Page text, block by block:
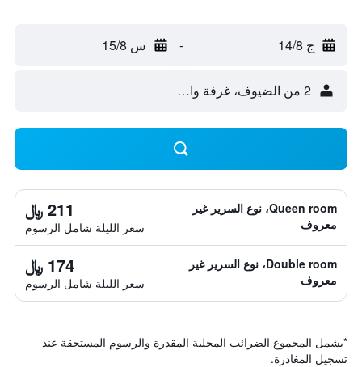
ج 14/8 - س 15/8
2 من الضيوف، غرفة واحدة
Queen room، نوع السرير غير
معروف
211 ﷼
سعر الليلة شامل الرسوم
Double room، نوع السرير غير
معروف
174 ﷼
سعر الليلة شامل الرسوم
*يشمل المجموع الضرائب المحلية المقدرة والرسوم المستحقة عند
تسجيل المغادرة.